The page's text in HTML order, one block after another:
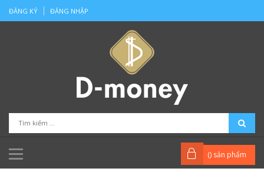
ĐĂNG KÝ ĐĂNG NHẬP
() sản phẩm